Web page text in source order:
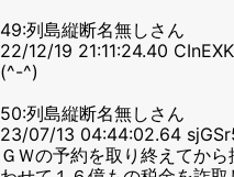
49:列島縦断名無しさん
22/12/19 21:11:24.40
(^-^)
50:列島縦断名無しさん
23/07/13 04:44:02.64
ＧＷの予約を取り終えてか